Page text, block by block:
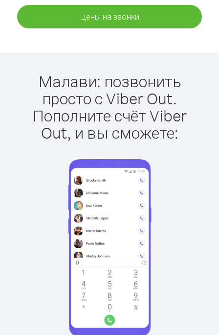
Цены на звонки
Малави: позвонить
просто с Viber Out.
Пополните счёт Viber
Out, и вы сможете: